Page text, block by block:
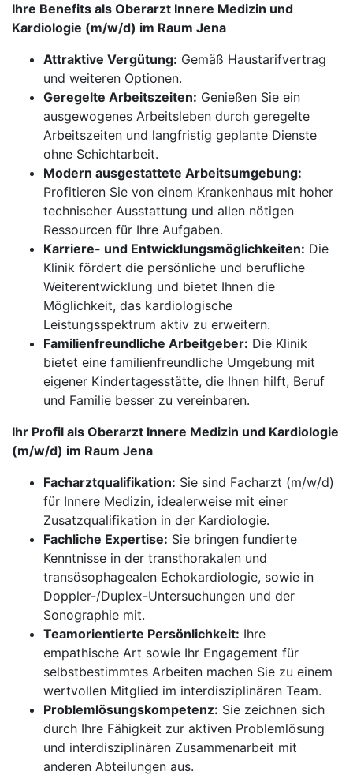
Ihre Benefits als Oberarzt Innere Medizin und
Kardiologie (m/w/d) im Raum Jena
Attraktive Vergütung: Gemäß Haustarifvertrag
und weiteren Optionen.
Geregelte Arbeitszeiten: Genießen Sie ein
ausgewogenes Arbeitsleben durch geregelte
Arbeitszeiten und langfristig geplante Dienste
ohne Schichtarbeit.
Modern ausgestattete Arbeitsumgebung:
Profitieren Sie von einem Krankenhaus mit hoher
technischer Ausstattung und allen nötigen
Ressourcen für Ihre Aufgaben.
Karriere- und Entwicklungsmöglichkeiten: Die
Klinik fördert die persönliche und berufliche
Weiterentwicklung und bietet Ihnen die
Möglichkeit, das kardiologische
Leistungsspektrum aktiv zu erweitern.
Familienfreundliche Arbeitgeber: Die Klinik
bietet eine familienfreundliche Umgebung mit
eigener Kindertagesstätte, die Ihnen hilft, Beruf
und Familie besser zu vereinbaren.
Ihr Profil als Oberarzt Innere Medizin und Kardiologie
(m/w/d) im Raum Jena
Facharztqualifikation: Sie sind Facharzt (m/w/d)
für Innere Medizin, idealerweise mit einer
Zusatzqualifikation in der Kardiologie.
Fachliche Expertise: Sie bringen fundierte
Kenntnisse in der transthorakalen und
transösophagealen Echokardiologie, sowie in
Doppler-/Duplex-Untersuchungen und der
Sonographie mit.
Teamorientierte Persönlichkeit: Ihre
empathische Art sowie Ihr Engagement für
selbstbestimmtes Arbeiten machen Sie zu einem
wertvollen Mitglied im interdisziplinären Team.
Problemlösungskompetenz: Sie zeichnen sich
durch Ihre Fähigkeit zur aktiven Problemlösung
und interdisziplinären Zusammenarbeit mit
anderen Abteilungen aus.